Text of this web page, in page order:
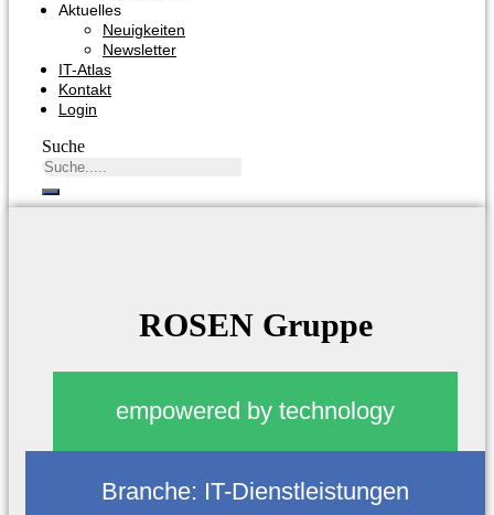
Aktuelles
Neuigkeiten
Newsletter
IT-Atlas
Kontakt
Login
Suche
ROSEN Gruppe
empowered by technology
Branche: IT-Dienstleistungen